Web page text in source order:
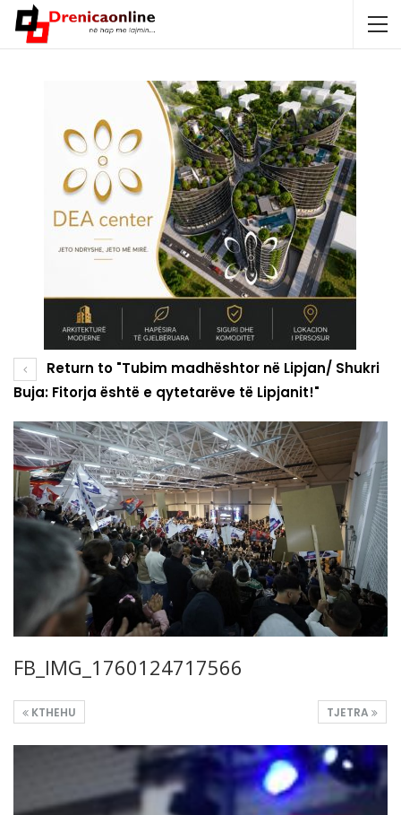
Return to "Tubim madhështor në Lipjan/ Shukri
Buja: Fitorja është e qytetarëve të Lipjanit!"
FB_IMG_1760124717566
TJETRA
KTHEHU